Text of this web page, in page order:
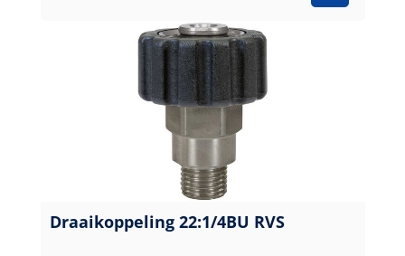
Draaikoppeling 22:1/4BU RVS